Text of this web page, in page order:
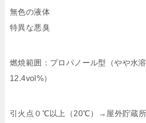
無色の液体
特異な悪臭
燃焼範囲：プロパノール型（やや水
12.4vol%）
引火点０℃以上（20℃）→屋外貯蔵